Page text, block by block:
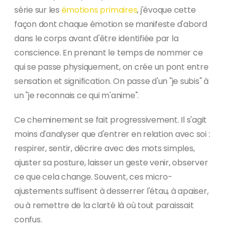
série sur les émotions primaires, j'évoque cette
façon dont chaque émotion se manifeste d'abord
dans le corps avant d'être identifiée par la
conscience. En prenant le temps de nommer ce
qui se passe physiquement, on crée un pont entre
sensation et signification. On passe d'un "je subis" à
un "je reconnais ce qui m'anime".
Ce cheminement se fait progressivement. Il s'agit
moins d'analyser que d'entrer en relation avec soi :
respirer, sentir, décrire avec des mots simples,
ajuster sa posture, laisser un geste venir, observer
ce que cela change. Souvent, ces micro-
ajustements suffisent à desserrer l'étau, à apaiser,
ou à remettre de la clarté là où tout paraissait
confus.